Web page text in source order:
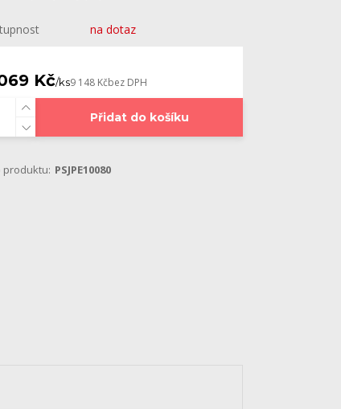
na dotaz
Kč/ks9 148 Kčbez DPH
Přidat do košíku
produktu: PSJPE10080